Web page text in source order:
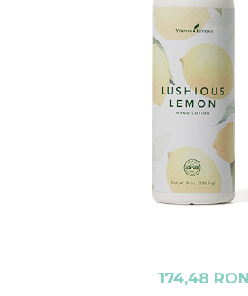
174,48 RON